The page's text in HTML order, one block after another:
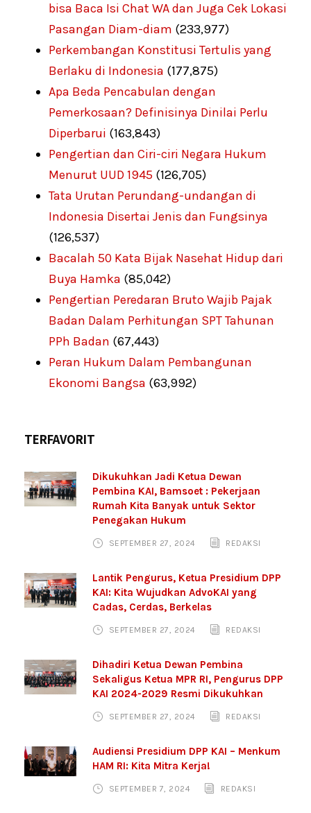
bisa Baca Isi Chat WA dan Juga Cek Lokasi
Pasangan Diam-diam (233,977)
Perkembangan Konstitusi Tertulis yang
Berlaku di Indonesia (177,875)
Apa Beda Pencabulan dengan
Pemerkosaan? Definisinya Dinilai Perlu
Diperbarui (163,843)
Pengertian dan Ciri-ciri Negara Hukum
Menurut UUD 1945 (126,705)
Tata Urutan Perundang-undangan di
Indonesia Disertai Jenis dan Fungsinya
(126,537)
Bacalah 50 Kata Bijak Nasehat Hidup dari
Buya Hamka (85,042)
Pengertian Peredaran Bruto Wajib Pajak
Badan Dalam Perhitungan SPT Tahunan
PPh Badan (67,443)
Peran Hukum Dalam Pembangunan
Ekonomi Bangsa (63,992)
TERFAVORIT
Dikukuhkan Jadi Ketua Dewan
Pembina KAI, Bamsoet : Pekerjaan
Rumah Kita Banyak untuk Sektor
Penegakan Hukum
SEPTEMBER 27, 2024 REDAKSI
Lantik Pengurus, Ketua Presidium DPP
KAI: Kita Wujudkan AdvoKAI yang
Cadas, Cerdas, Berkelas
SEPTEMBER 27, 2024 REDAKSI
Dihadiri Ketua Dewan Pembina
Sekaligus Ketua MPR RI, Pengurus DPP
KAI 2024-2029 Resmi Dikukuhkan
SEPTEMBER 27, 2024 REDAKSI
Audiensi Presidium DPP KAI – Menkum
HAM RI: Kita Mitra Kerja!
SEPTEMBER 7, 2024 REDAKSI